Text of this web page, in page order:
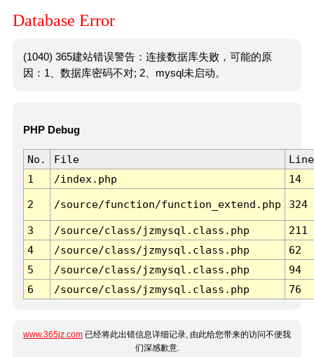
Database Error
(1040) 365建站错误警告：连接数据库失败，可能的原
因：1、数据库密码不对; 2、mysql未启动。
PHP Debug
No. File
Line
1
/index.php 14
2 /source/function/function_extend.php 324
3 /source/class/jzmysql.class.php
211
4
/source/class/jzmysql.class.php
62
5
/source/class/jzmysql.class.php
94
6
/source/class/jzmysql.class.php 76
www.365jz.com 已经将此出错信息详细记录, 由此给您带来的访问不便我
们深感歉意.